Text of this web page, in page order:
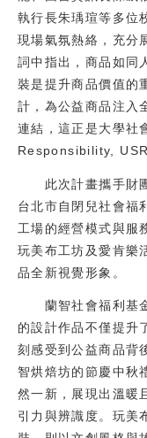
執行長朱瑀瑄等多位
現場氣氛熱絡，充分
詞中指出，商品如同
裝是提升商品價值的
計，為公益商品注入
連結，這正是大學
Responsibility, USR
此次計畫攜手財團
台北市自閉兒社會福
工場的經營模式與服
玩美布工坊及愛肯樂
品全新視覺形象。
蘭智社會福利基金
的設計作品不僅提升
刻感受到公益商品背
智烘焙坊的節慶中秋
然一新，展現出溫暖
引力與辨識度。玩美